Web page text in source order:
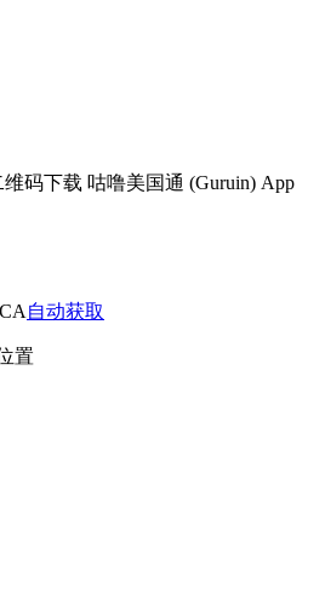
码下载 咕噜美国通 (Guruin) App
自动获取
置